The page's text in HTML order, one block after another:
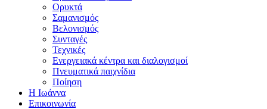
Ορυκτά
Σαμανισμός
Βελονισμός
Συνταγές
Τεχνικές
Ενεργειακά κέντρα και διαλογισμοί
Πνευματικά παιχνίδια
Ποίηση
Η Ιωάννα
Επικοινωνία